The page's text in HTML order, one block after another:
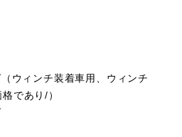
ウィンチ装着車用、ウィンチ
であり/）